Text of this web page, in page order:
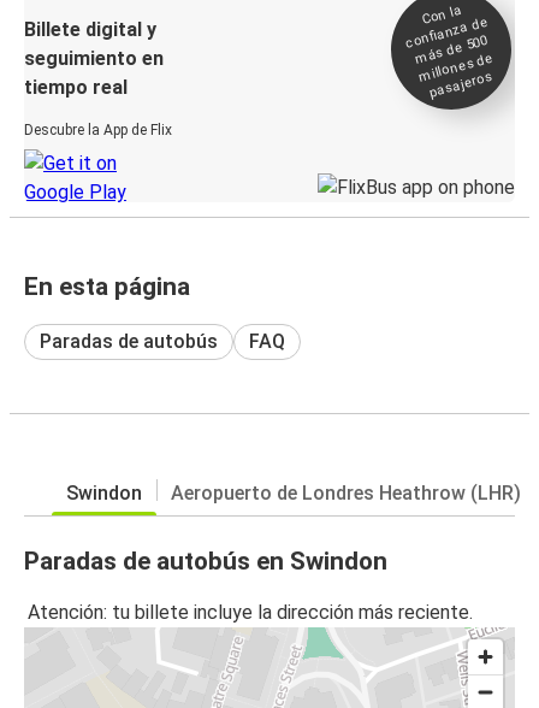
Billete digital y
seguimiento en
tiempo real
Descubre la App de Flix
Con la
confianza de
más de 500
millones de
pasajeros
En esta página
Paradas de autobús FAQ
Swindon Aeropuerto de Londres Heathrow (LHR)
Paradas de autobús en Swindon
Atención: tu billete incluye la dirección más reciente.